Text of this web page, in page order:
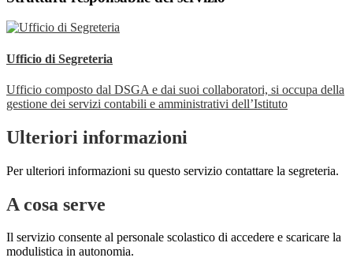
Ufficio di Segreteria
Ufficio composto dal DSGA e dai suoi collaboratori, si occupa della
gestione dei servizi contabili e amministrativi dell’Istituto
Ulteriori informazioni
Per ulteriori informazioni su questo servizio contattare la segreteria.
A cosa serve
Il servizio consente al personale scolastico di accedere e scaricare la
modulistica in autonomia.